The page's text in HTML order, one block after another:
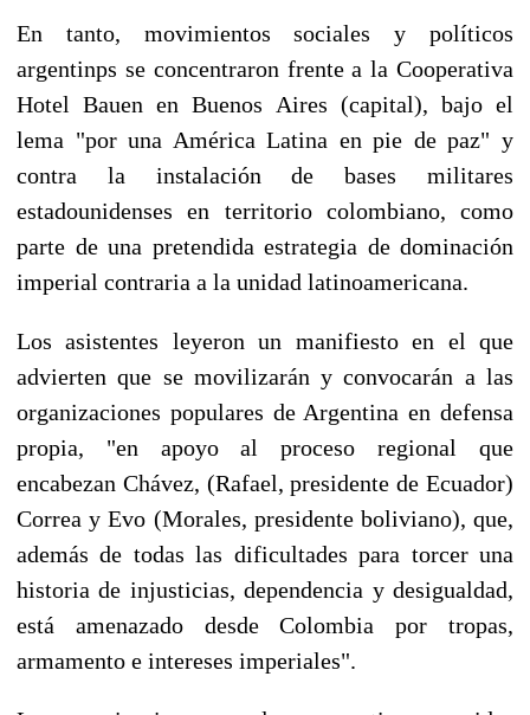
En tanto, movimientos sociales y políticos
argentinps se concentraron frente a la Cooperativa
Hotel Bauen en Buenos Aires (capital), bajo el
lema "por una América Latina en pie de paz" y
contra la instalación de bases militares
estadounidenses en territorio colombiano, como
parte de una pretendida estrategia de dominación
imperial contraria a la unidad latinoamericana.
Los asistentes leyeron un manifiesto en el que
advierten que se movilizarán y convocarán a las
organizaciones populares de Argentina en defensa
propia, "en apoyo al proceso regional que
encabezan Chávez, (Rafael, presidente de Ecuador)
Correa y Evo (Morales, presidente boliviano), que,
además de todas las dificultades para torcer una
historia de injusticias, dependencia y desigualdad,
está amenazado desde Colombia por tropas,
armamento e intereses imperiales".